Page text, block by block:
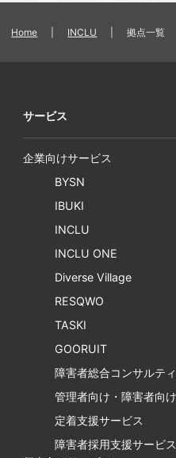
Home INCLU 拠点一覧
サービス
企業向けサービス
BYSN
IBUKI
INCLU
INCLU ONE
Diverse Village
RESQWO
TASKI
GOORUIT
障害者総合コンサルテ
管理者向け・障害者向
定着支援サービス
障害者採用支援サービス